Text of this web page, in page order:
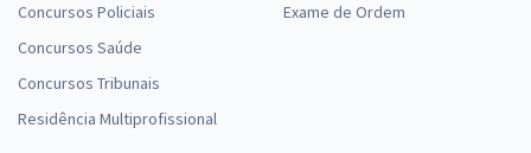
Concursos Policiais
Concursos Saúde
Concursos Tribunais
Residência Multiprofissional
Exame de Ordem